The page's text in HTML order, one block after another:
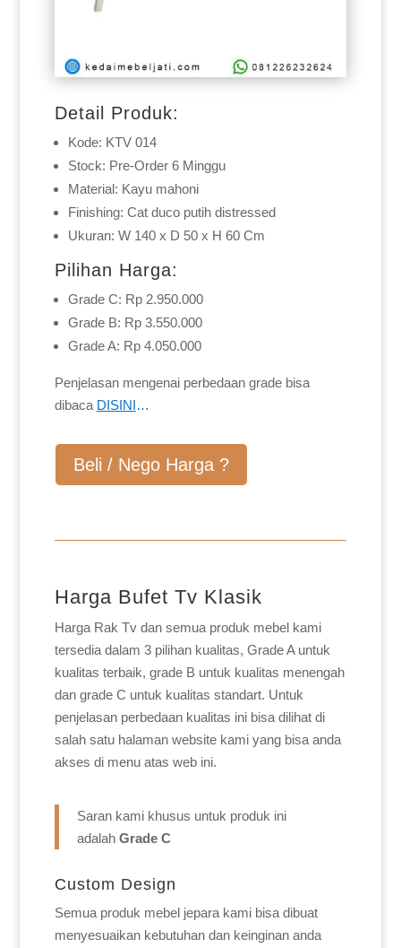
Detail Produk:
Kode: KTV 014
Stock: Pre-Order 6 Minggu
Material: Kayu mahoni
Finishing: Cat duco putih distressed
Ukuran: W 140 x D 50 x H 60 Cm
Pilihan Harga:
Grade C: Rp 2.950.000
Grade B: Rp 3.550.000
Grade A: Rp 4.050.000
Penjelasan mengenai perbedaan grade bisa
dibaca DISINI…
Beli / Nego Harga ?
Harga Bufet Tv Klasik
Harga Rak Tv dan semua produk mebel kami
tersedia dalam 3 pilihan kualitas, Grade A untuk
kualitas terbaik, grade B untuk kualitas menengah
dan grade C untuk kualitas standart. Untuk
penjelasan perbedaan kualitas ini bisa dilihat di
salah satu halaman website kami yang bisa anda
akses di menu atas web ini.
Saran kami khusus untuk produk ini
adalah Grade C
Custom Design
Semua produk mebel jepara kami bisa dibuat
menyesuaikan kebutuhan dan keinginan anda